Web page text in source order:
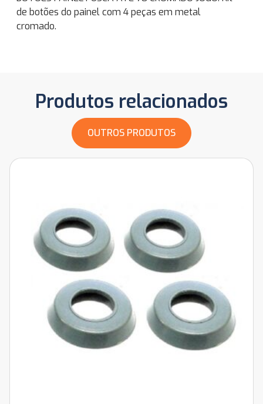
de botões do painel com 4 peças em metal
cromado.
Produtos relacionados
OUTROS PRODUTOS